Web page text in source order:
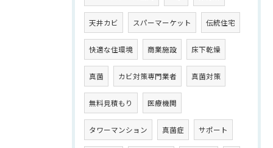
天井カビ スパーマーケット 伝統住宅
快適な住環境 商業施設 床下乾燥
真菌 カビ対策専門業者 真菌対策
無料見積もり 医療機関
タワーマンション 真菌症 サポート